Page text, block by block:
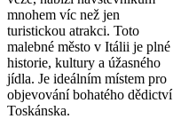
mnohem víc než jen
turistickou atrakci. Toto
malebné město v Itálii je plné
historie, kultury a úžasného
jídla. Je ideálním místem pro
objevování bohatého dědictví
Toskánska.